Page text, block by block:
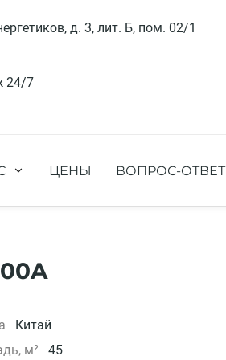
д. 3, лит. Б, пом. 02/1
24/7
компании
бренды
ЦЕНЫ ВОПРОС-ОТВЕТ
Китай
м²
45